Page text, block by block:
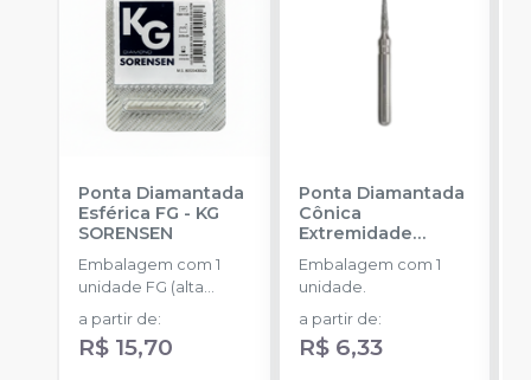
Ponta Diamantada
Esférica FG - KG
SORENSEN
Embalagem com 1
unidade FG (alta
rotação).
a partir de:
R$ 15,70
Ponta Diamantada
Cônica
Extremidade
Arredondada FG
KG SORENSEN
Embalagem com 1
unidade.
a partir de:
R$ 6,33